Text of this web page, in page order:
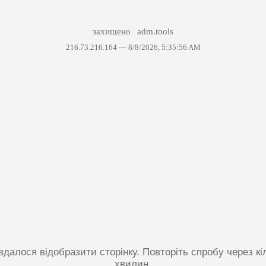
захищено adm.tools
216.73.216.164 — 8/8/2026, 5:35:56 AM
відобразити сторінку. Повторіть спробу через